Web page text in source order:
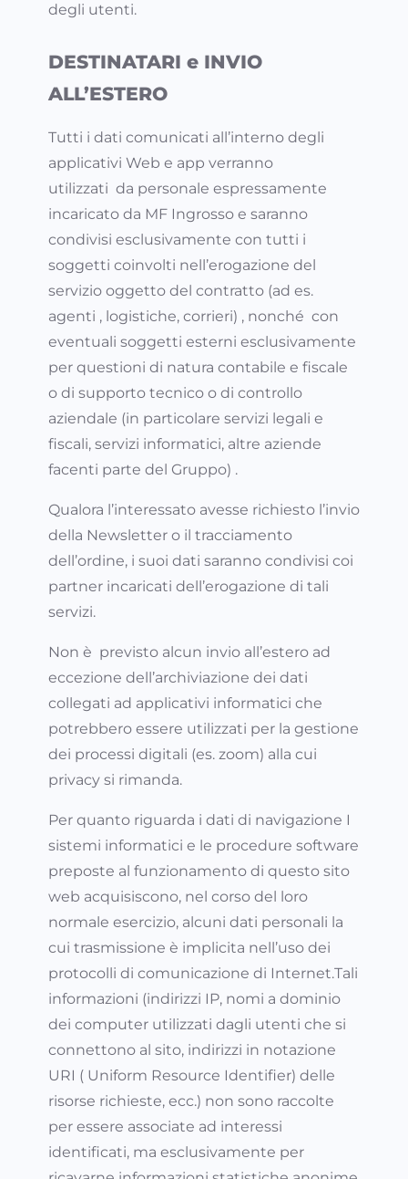
degli utenti.
DESTINATARI e INVIO
ALL’ESTERO
Tutti i dati comunicati all’interno degli
applicativi Web e app verranno
utilizzati da personale espressamente
incaricato da MF Ingrosso e saranno
condivisi esclusivamente con tutti i
soggetti coinvolti nell’erogazione del
servizio oggetto del contratto (ad es.
agenti , logistiche, corrieri) , nonché con
eventuali soggetti esterni esclusivamente
per questioni di natura contabile e fiscale
o di supporto tecnico o di controllo
aziendale (in particolare servizi legali e
fiscali, servizi informatici, altre aziende
facenti parte del Gruppo) .
Qualora l’interessato avesse richiesto l’invio
della Newsletter o il tracciamento
dell’ordine, i suoi dati saranno condivisi coi
partner incaricati dell’erogazione di tali
servizi.
Non è previsto alcun invio all’estero ad
eccezione dell’archiviazione dei dati
collegati ad applicativi informatici che
potrebbero essere utilizzati per la gestione
dei processi digitali (es. zoom) alla cui
privacy si rimanda.
Per quanto riguarda i dati di navigazione I
sistemi informatici e le procedure software
preposte al funzionamento di questo sito
web acquisiscono, nel corso del loro
normale esercizio, alcuni dati personali la
cui trasmissione è implicita nell’uso dei
protocolli di comunicazione di Internet.Tali
informazioni (indirizzi IP, nomi a dominio
dei computer utilizzati dagli utenti che si
connettono al sito, indirizzi in notazione
URI ( Uniform Resource Identifier) delle
risorse richieste, ecc.) non sono raccolte
per essere associate ad interessi
identificati, ma esclusivamente per